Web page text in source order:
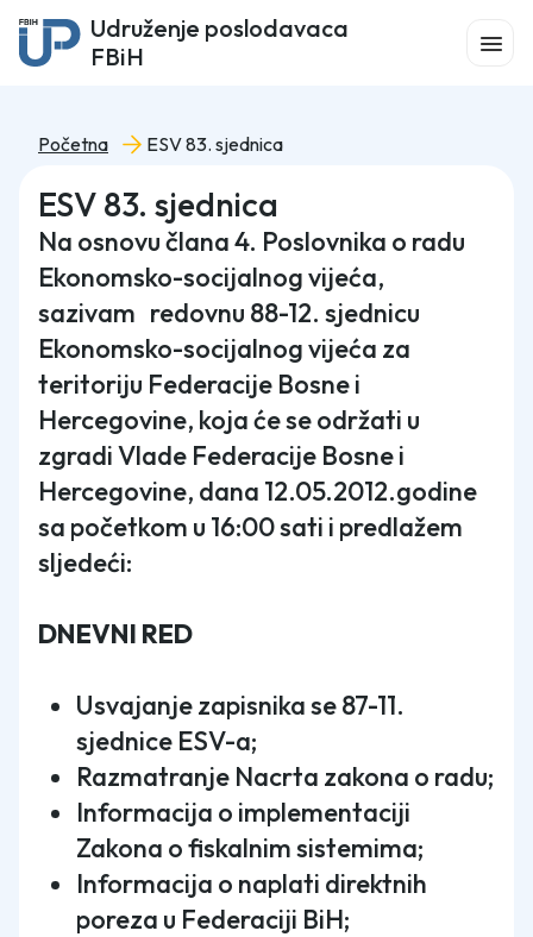
Udruženje poslodavaca
FBiH
Početna ESV 83. sjednica
ESV 83. sjednica
Na osnovu člana 4. Poslovnika o radu
Ekonomsko-socijalnog vijeća,
sazivam redovnu 88-12. sjednicu
Ekonomsko-socijalnog vijeća za
teritoriju Federacije Bosne i
Hercegovine, koja će se održati u
zgradi Vlade Federacije Bosne i
Hercegovine, dana 12.05.2012.godine
sa početkom u 16:00 sati i predlažem
sljedeći:
DNEVNI RED
Usvajanje zapisnika se 87-11.
sjednice ESV-a;
Razmatranje Nacrta zakona o radu;
Informacija o implementaciji
Zakona o fiskalnim sistemima;
Informacija o naplati direktnih
poreza u Federaciji BiH;